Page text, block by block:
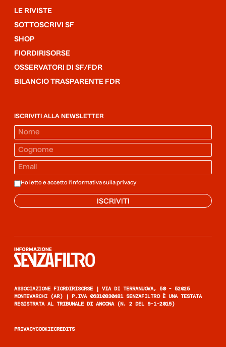
LE RIVISTE
SOTTOSCRIVI SF
SHOP
FIORDIRISORSE
OSSERVATORI DI SF/FDR
BILANCIO TRASPARENTE FDR
ISCRIVITI ALLA NEWSLETTER
Ho letto e accetto l'informativa sulla privacy
ISCRIVITI
ASSOCIAZIONE FIORDIRISORSE | VIA DI TERRANUOVA, 50 - 52025
MONTEVARCHI (AR) | P.IVA 06310830481 SENZAFILTRO È UNA TESTATA
REGISTRATA AL TRIBUNALE DI ANCONA (N. 2 DEL 9-1-2015)
PRIVACYCOOKIECREDITS